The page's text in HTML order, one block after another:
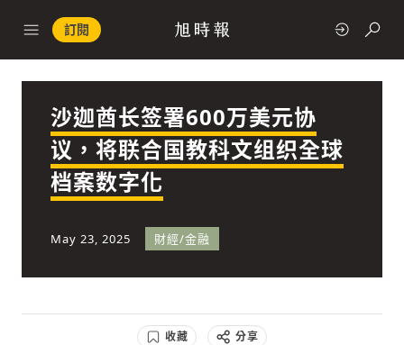
訂閱
快速連結
政治
經濟
沙迦酋长签署600万美元协
议，将联合国教科文组织全球
档案数字化
May 23, 2025 財經/金融
收藏 分享